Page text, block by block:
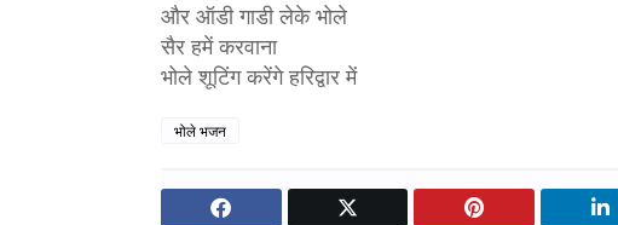
और ऑडी गाडी लेके भोले
सैर हमें करवाना
भोले शूटिंग करेंगे हरिद्वार में
भोले भजन